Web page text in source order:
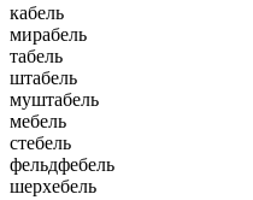
кабель
мирабель
табель
штабель
муштабель
мебель
стебель
фельдфебель
шерхебель